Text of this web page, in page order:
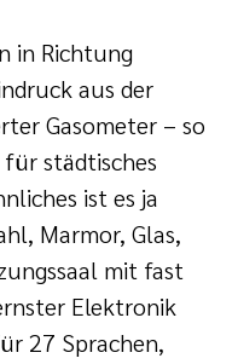
in Richtung
aus der
Gasometer – so
städtisches
ist es ja
Marmor, Glas,
mit fast
Elektronik
27 Sprachen,